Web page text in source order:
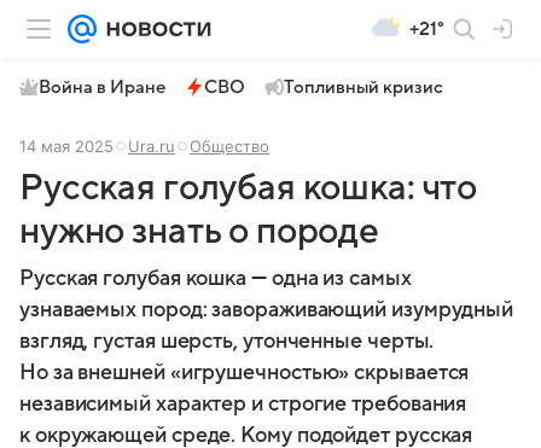
+21°
Война в Иране СВО Топливный кризис
14 мая 2025 Ura.ru Общество
Русская голубая кошка: что
нужно знать о породе
Русская голубая кошка — одна из самых
узнаваемых пород: завораживающий изумрудный
взгляд, густая шерсть, утонченные черты.
Но за внешней «игрушечностью» скрывается
независимый характер и строгие требования
к окружающей среде. Кому подойдет русская